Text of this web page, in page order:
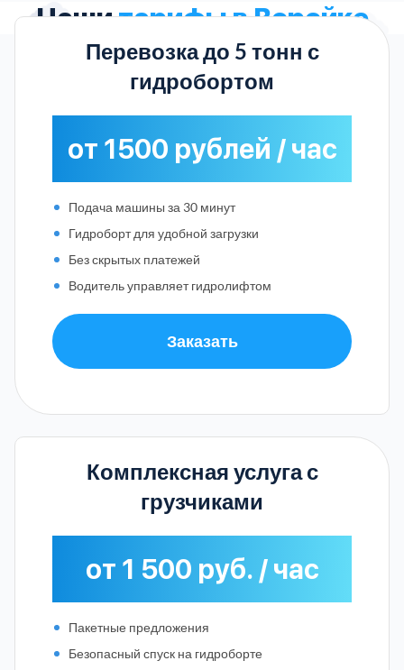
Нашитарифы в Верейке
Перевозка до 5 тонн с
гидробортом
от 1500 рублей / час
Подача машины за 30 минут
Гидроборт для удобной загрузки
Без скрытых платежей
Водитель управляет гидролифтом
Заказать
Комплексная услуга с
грузчиками
от 1 500 руб. / час
Пакетные предложения
Безопасный спуск на гидроборте